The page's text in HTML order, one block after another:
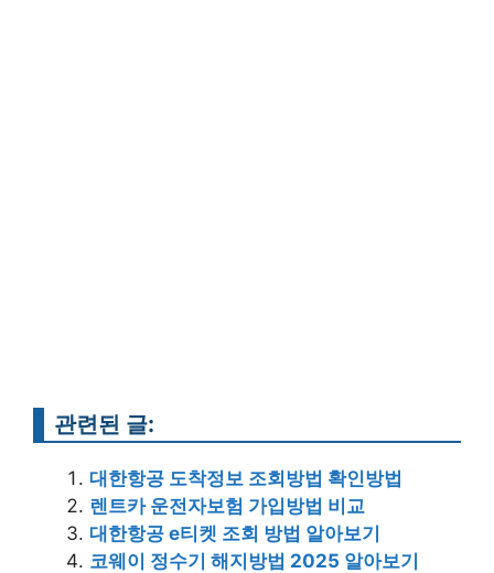
관련된 글:
대한항공 도착정보 조회방법 확인방법
렌트카 운전자보험 가입방법 비교
대한항공 e티켓 조회 방법 알아보기
코웨이 정수기 해지방법 2025 알아보기